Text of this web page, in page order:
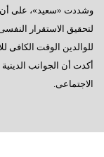
وشددت «سعيد»، على أن
لتحقيق الاستقرار
للوالدين الوقت الكافى
أكدت أن الجوانب
الاجتماعى.